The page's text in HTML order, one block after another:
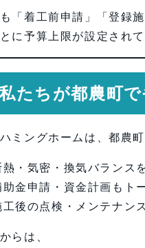
「着工前申請」「登録
に予算上限が設定され
たちが都農町
ミングホームは、都農
熱・気密・換気バランス
助金申請・資金計画もト
工後の点検・メンテナン
らは、